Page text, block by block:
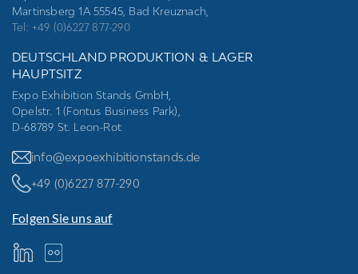
Martinsberg 1A 55545, Bad Kreuznach,
Tel: +49 (0)6227 877-290
DEUTSCHLAND PRODUKTION & LAGER
HAUPTSITZ
Expo Exhibition Stands GmbH,
Opelstr. 1 (Fontus Business Park),
D-68789 St. Leon-Rot
info@expoexhibitionstands.de
+49 (0)6227 877-290
Folgen Sie uns auf